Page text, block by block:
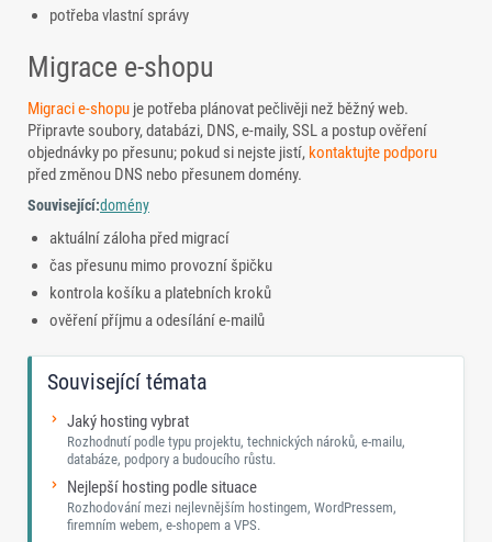
potřeba vlastní správy
Migrace e-shopu
Migraci e-shopu je potřeba plánovat pečlivěji než běžný web.
Připravte soubory, databázi, DNS, e-maily, SSL a postup ověření
objednávky po přesunu; pokud si nejste jistí, kontaktujte podporu
před změnou DNS nebo přesunem domény.
Související:domény
aktuální záloha před migrací
čas přesunu mimo provozní špičku
kontrola košíku a platebních kroků
ověření příjmu a odesílání e-mailů
Související témata
Jaký hosting vybrat
Rozhodnutí podle typu projektu, technických nároků, e-mailu,
databáze, podpory a budoucího růstu.
Nejlepší hosting podle situace
Rozhodování mezi nejlevnějším hostingem, WordPressem,
firemním webem, e-shopem a VPS.